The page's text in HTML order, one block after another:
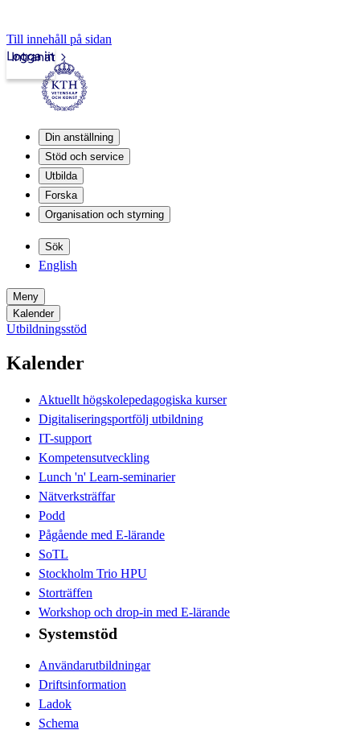
Till innehåll på sidan
Intranät
Logga in
Din anställning
Stöd och service
Utbilda
Forska
Organisation och styrning
Sök
English
Meny
Kalender
Utbildningsstöd
Kalender
Aktuellt högskolepedagogiska kurser
Digitaliseringsportfölj utbildning
IT-support
Kompetensutveckling
Lunch 'n' Learn-seminarier
Nätverksträffar
Podd
Pågående med E-lärande
SoTL
Stockholm Trio HPU
Storträffen
Workshop och drop-in med E-lärande
Systemstöd
Användarutbildningar
Driftsinformation
Ladok
Schema